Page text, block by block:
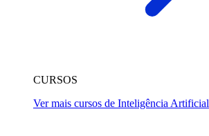
CURSOS
Ver mais cursos de Inteligência Artificial